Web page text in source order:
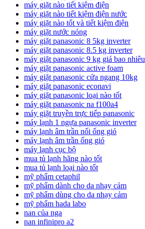
máy giặt nào tiết kiệm điện
máy giặt nào tiết kiệm điện nước
máy giặt nào tốt và tiết kiệm điện
máy giặt nước nóng
máy giặt panasonic 8 5kg inverter
máy giặt panasonic 8.5 kg inverter
máy giặt panasonic 9 kg giá bao nhiêu
máy giặt panasonic active foam
máy giặt panasonic cửa ngang 10kg
máy giặt panasonic econavi
máy giặt panasonic loại nào tốt
máy giặt panasonic na f100a4
máy giặt truyền trực tiếp panasonic
máy lạnh 1 ngựa panasonic inverter
máy lạnh âm trần nối ống gió
máy lạnh âm trần ống gió
máy lạnh cục bộ
mua tủ lạnh hãng nào tốt
mua tủ lạnh loại nào tốt
mỹ phẩm cetaphil
mỹ phẩm dành cho da nhạy cảm
mỹ phẩm dùng cho da nhạy cảm
mỹ phẩm hada labo
nan của nga
nan infinipro a2